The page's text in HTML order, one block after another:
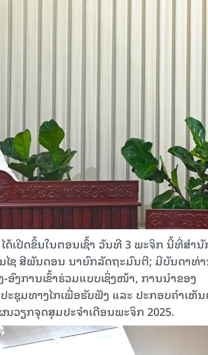
ເປີດຂຶ້ນໃນຕອນເຊົ້າ ວັນທີ 3 ພະຈິກ ນີ້ທີ່ສໍານັ
ໄຊ ສີພັນດອນ ນາຍົກລັດຖະມົນຕີ; ມີບັນດາທ່
ງການເຂົ້າຮ່ວມແບບເຊິ່ງໜ້າ, ການນໍາຂອງ
ະຊຸມທາງໄກເພື່ອຮັບຟັງ ແລະ ປະກອບຄຳເຫັ
ວຽກຈຸດສຸມປະຈຳເດືອນພະຈິກ 2025.